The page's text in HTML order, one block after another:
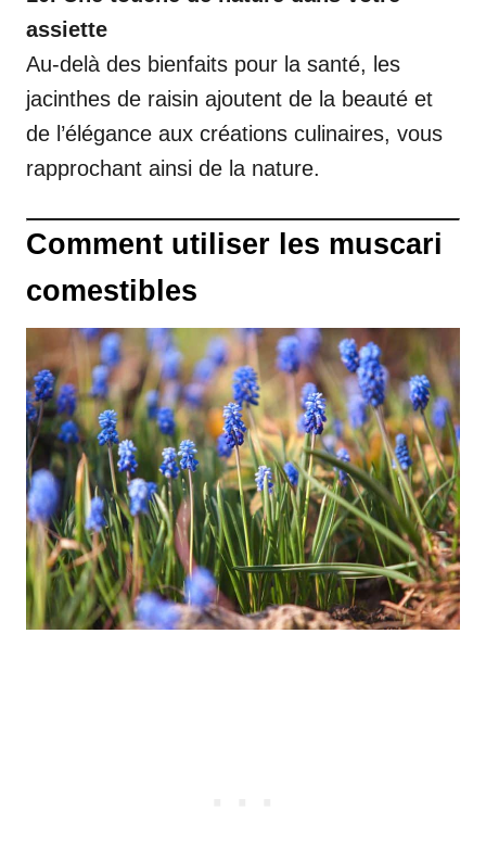
assiette
Au-delà des bienfaits pour la santé, les
jacinthes de raisin ajoutent de la beauté et
de l’élégance aux créations culinaires, vous
rapprochant ainsi de la nature.
Comment utiliser les muscari
comestibles